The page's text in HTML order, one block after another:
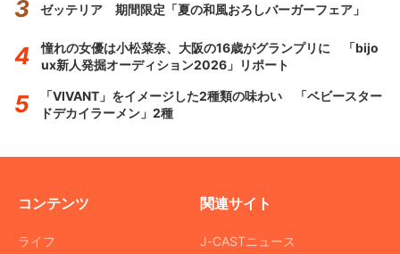
ゼッテリア 期間限定「夏の和風おろしバーガーフェア」
憧れの女優は小松菜奈、大阪の16歳がグランプリに 「bijo
ux新人発掘オーディション2026」リポート
「VIVANT」をイメージした2種類の味わい 「ベビースター
ドデカイラーメン」2種
コンテンツ
ライフ
関連サイト
J-CASTニュース